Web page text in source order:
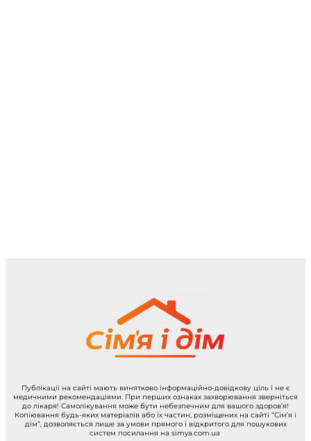
Публікації на сайті мають винятково інформаційно-довідкову ціль і не є
медичними рекомендаціями. При перших ознаках захворювання зверніться
до лікаря! Самолікування може бути небезпечним для вашого здоров’я!
Копіювання будь-яких матеріалів або їх частин, розміщених на сайті “Сім’я і
дім”, дозволяється лише за умови прямого і відкритого для пошукових
систем посилання на simya.com.ua